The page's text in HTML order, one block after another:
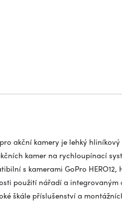
akční kamery je lehký
kamer na rychloupínací
s kamerami GoPro HERO12,
použití nářadí a integrovaným
škále příslušenství a